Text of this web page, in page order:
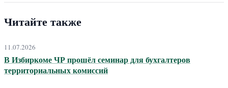
Читайте также
11.07.2026
В Избиркоме ЧР прошёл семинар для бухгалтеров
территориальных комиссий